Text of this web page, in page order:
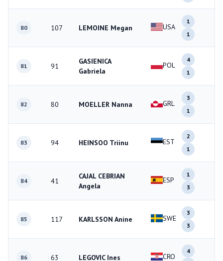
80 107 LEMOINE Megan USA
1
1
81 91
GASIENICA
Gabriela
POL
4
1
82 80 MOELLER Nanna GRL
3
1
83 94 HEINSOO Triinu EST
2
1
84 41
CAJAL CEBRIAN
Angela
ESP
1
3
85 117 KARLSSON Anine SWE
3
3
86 63 LEGOVIC Ines CRO
4